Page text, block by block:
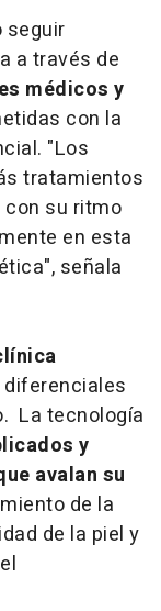
seguir
a través de
médicos y
con la
"Los
tratamientos
su ritmo
en esta
señala
La tecnología
y
avalan su
de la
de la piel y